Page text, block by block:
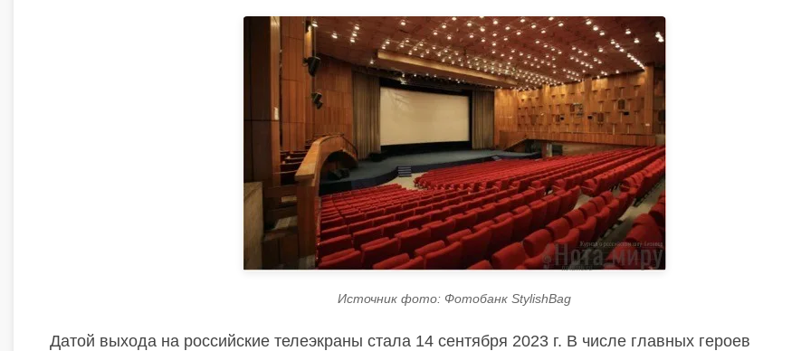
Источник фото: Фотобанк StylishBag
Датой выхода на российские телеэкраны стала 14 сентября 2023 г. В числе главных героев